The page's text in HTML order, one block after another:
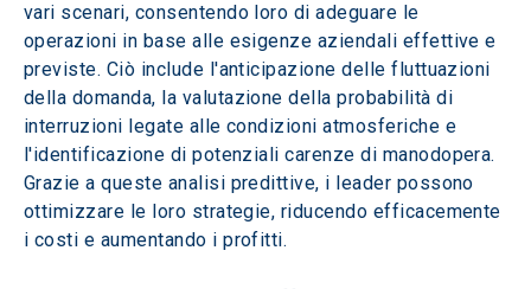
vari scenari, consentendo loro di adeguare le
operazioni in base alle esigenze aziendali effettive e
previste. Ciò include l'anticipazione delle fluttuazioni
della domanda, la valutazione della probabilità di
interruzioni legate alle condizioni atmosferiche e
l'identificazione di potenziali carenze di manodopera.
Grazie a queste analisi predittive, i leader possono
ottimizzare le loro strategie, riducendo efficacemente
i costi e aumentando i profitti.